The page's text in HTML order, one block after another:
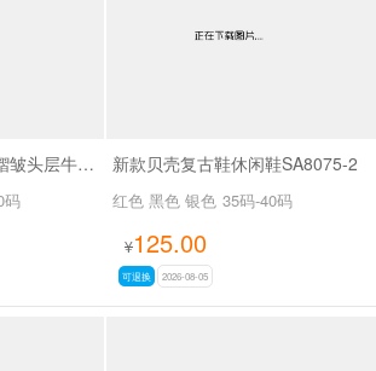
新款复古德训鞋水洗褶皱头层牛皮SA527
码
新款贝壳复古鞋休闲鞋SA8075-2
红色 黑色 银色 35码-40码
¥125.00
可退换 2026-08-05